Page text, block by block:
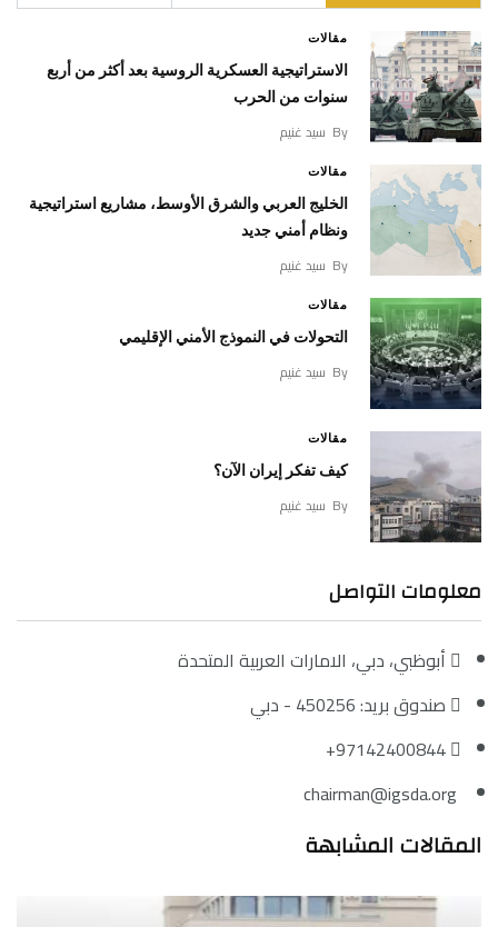
مقالات
الاستراتيجية العسكرية الروسية بعد أكثر من أربع
سنوات من الحرب
By سيد غنيم
مقالات
الخليج العربي والشرق الأوسط، مشاريع استراتيجية
ونظام أمني جديد
By سيد غنيم
مقالات
التحولات في النموذج الأمني الإقليمي
By سيد غنيم
مقالات
كيف تفكر إيران الآن؟
By سيد غنيم
معلومات التواصل
أبوظبي، دبي، الامارات العربية المتحدة
صندوق بريد: 450256 - دبي
97142400844+
chairman@igsda.org
المقالات المشابهة